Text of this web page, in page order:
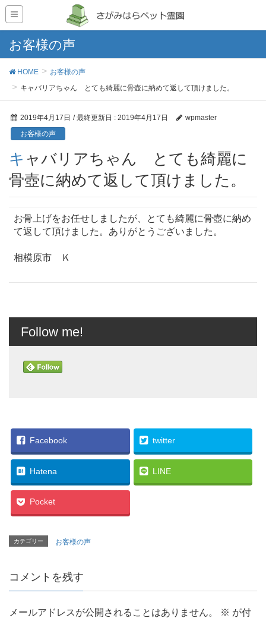
お客様の声
HOME
お客様の声
キャバリアちゃん とても綺麗に骨壺に納めて返して頂けました。
2019年4月17日 / 最終更新日 : 2019年4月17日
wpmaster
お客様の声
キャバリアちゃん とても綺麗に
骨壺に納めて返して頂けました。
お骨上げをお任せしましたが、とても綺麗に骨壺に納め
て返して頂けました。ありがとうございました。
相模原市 Ｋ
Follow me!
Facebook twitter
Hatena LINE
Pocket
カテゴリー お客様の声
コメントを残す
メールアドレスが公開されることはありません。 ※ が付